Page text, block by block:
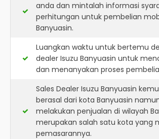
anda dan mintalah informasi
perhitungan untuk pembelian
Banyuasin.
Luangkan waktu untuk bertemu
dealer Isuzu Banyuasin untuk
dan menanyakan proses
Sales Dealer Isuzu Banyuasin
berasal dari kota Banyuasin
melakukan penjualan di wilayah
merupakan salah satu kota yang
pemasarannya.